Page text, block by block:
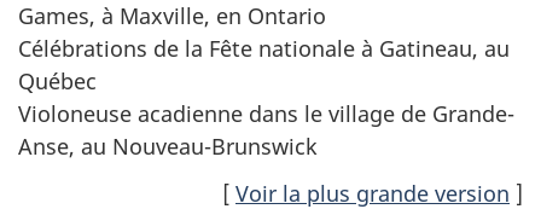
Games, à Maxville, en Ontario
Célébrations de la Fête nationale à Gatineau, au
Québec
Violoneuse acadienne dans le village de Grande-
Anse, au Nouveau-Brunswick
[ Voir la plus grande version ]